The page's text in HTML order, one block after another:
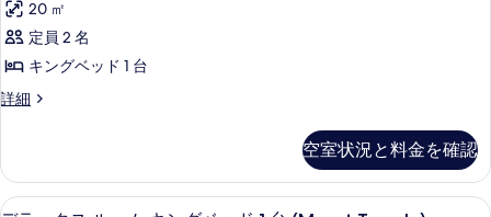
表
示
す
る
台
の
す
べ
の
写
ッ
台
詳
ー
ム
キ
ン
ッ
20 ㎡
定員 2 名
キングベッド 1 台
詳細
Fairmont
ム
キ
空室状況と料金を確認
デ
高級寝具、セーフティボックス (室内